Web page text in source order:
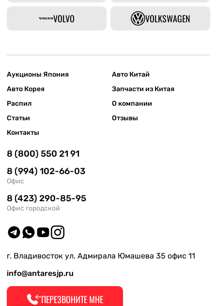
VOLVO VOLKSWAGEN
Аукционы Япония
Авто Китай
Авто Корея
Запчасти из Китая
Распил
О компании
Статьи
Отзывы
Контакты
8 (800) 550 21 91
8 (994) 102-66-03
Офис
8 (423) 290-85-95
Офис городской
г. Владивосток ул. Адмирала Юмашева 35 офис 11
info@antaresjp.ru
ПЕРЕЗВОНИТЕ МНЕ